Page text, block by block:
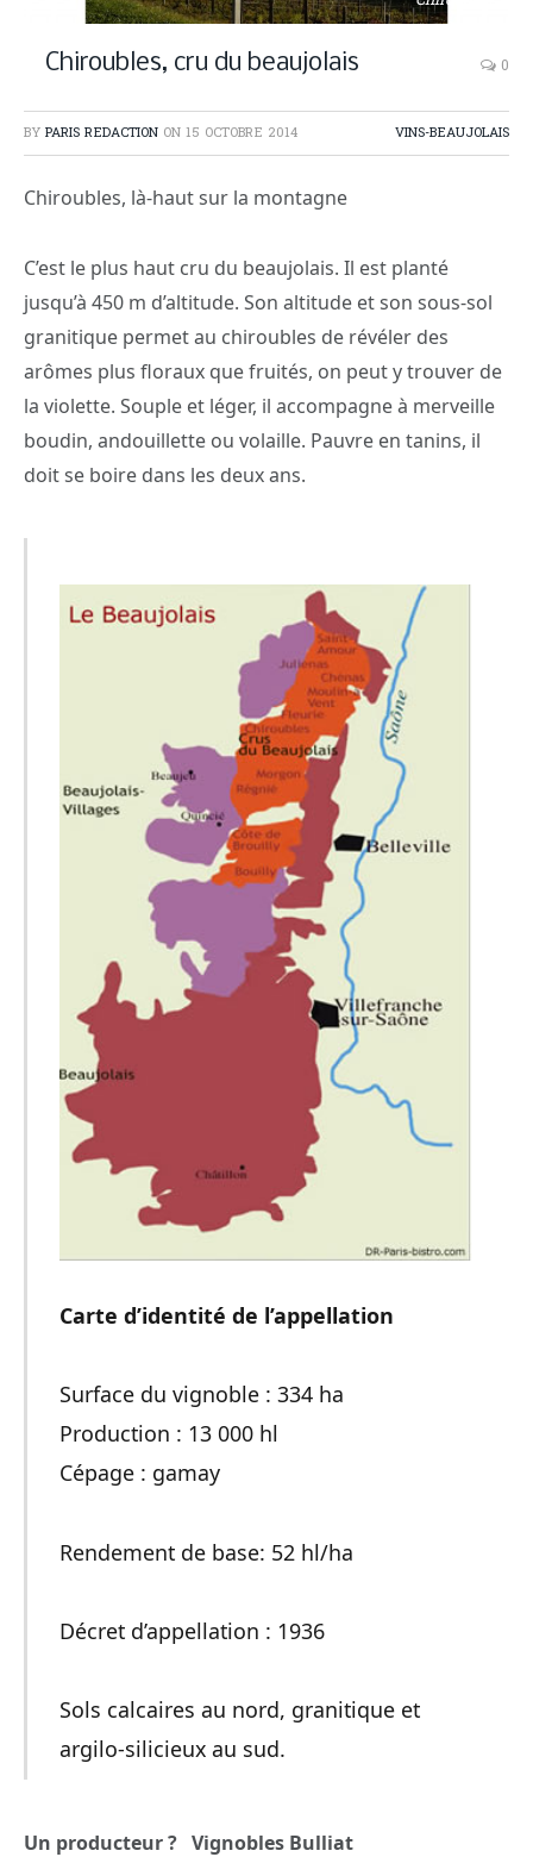
Chiroubles, cru du beaujolais 0
BY PARIS REDACTION ON 15 OCTOBRE 2014 VINS-BEAUJOLAIS
Chiroubles, là-haut sur la montagne
C’est le plus haut cru du beaujolais. Il est planté
jusqu’à 450 m d’altitude. Son altitude et son sous-sol
granitique permet au chiroubles de révéler des
arômes plus floraux que fruités, on peut y trouver de
la violette. Souple et léger, il accompagne à merveille
boudin, andouillette ou volaille. Pauvre en tanins, il
doit se boire dans les deux ans.
Carte d’identité de l’appellation
Surface du vignoble : 334 ha
Production : 13 000 hl
Cépage : gamay
Rendement de base: 52 hl/ha
Décret d’appellation : 1936
Sols calcaires au nord, granitique et
argilo-silicieux au sud.
Un producteur ? Vignobles Bulliat